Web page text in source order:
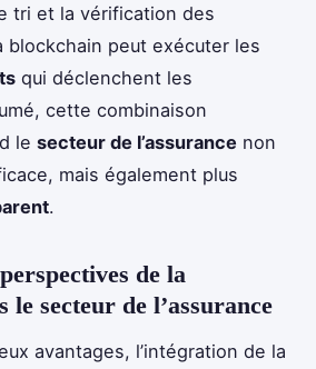
tri et la vérification des
blockchain peut exécuter les
qui déclenchent les
cette combinaison
le secteur de l’assurance non
mais également plus
.
de la
le secteur de l’assurance
avantages, l’intégration de la